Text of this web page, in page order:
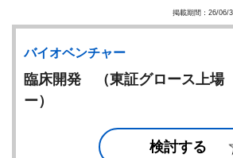
掲載期間：26/
バイオベンチャー
臨床開発 （東証グロース上場
ー）
検討する